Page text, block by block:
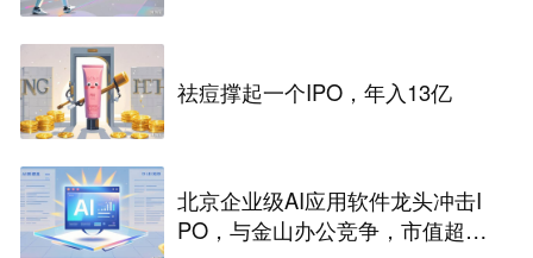
祛痘撑起一个IPO，年入13亿
北京企业级AI应用软件龙头冲击I
PO，与金山办公竞争，市值超33